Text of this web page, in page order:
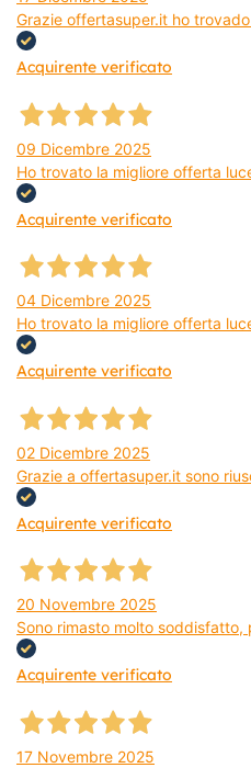
Grazie offertasuper.it ho
Acquirente verificato
09 Dicembre 2025
Ho trovato la migliore offerta
Acquirente verificato
04 Dicembre 2025
Ho trovato la migliore offerta
Acquirente verificato
02 Dicembre 2025
Grazie a offertasuper.it sono
Acquirente verificato
20 Novembre 2025
Sono rimasto molto
Acquirente verificato
17 Novembre 2025